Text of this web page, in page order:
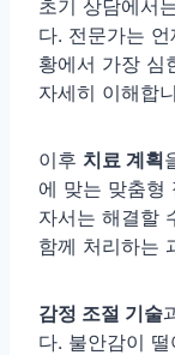
초기 상담에서
다. 전문가는
황에서 가장 심
자세히 이해합
이후 치료 계획
에 맞는 맞춤형
자서는 해결할
함께 처리하는
감정 조절 기술
다. 불안감이